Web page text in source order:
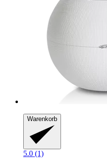
Warenkorb
5.0 (1)